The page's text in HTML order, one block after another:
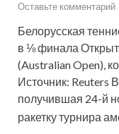
Оставьте комментарий
Белорусская
в ⅛ финала
(Australian Open),
Источник: Reuters
получившая 24-й
ракетку турнира